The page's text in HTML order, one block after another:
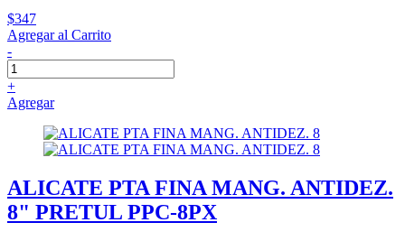
$347
Agregar al Carrito
-
+
Agregar
ALICATE PTA FINA MANG. ANTIDEZ.
8" PRETUL PPC-8PX